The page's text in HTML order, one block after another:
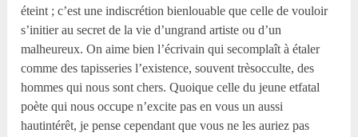
éteint ; c’est une indiscrétion bienlouable que celle de vouloir
s’initier au secret de la vie d’ungrand artiste ou d’un
malheureux. On aime bien l’écrivain qui secomplaît à étaler
comme des tapisseries l’existence, souvent trèsocculte, des
hommes qui nous sont chers. Quoique celle du jeune etfatal
poète qui nous occupe n’excite pas en vous un aussi
hautintérêt, je pense cependant que vous ne les auriez pas